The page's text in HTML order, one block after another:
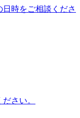
時をご相談くださ
さい。